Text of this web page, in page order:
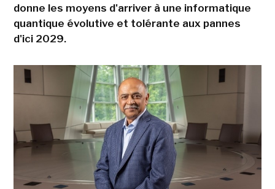
donne les moyens d'arriver à une informatique
quantique évolutive et tolérante aux pannes
d'ici 2029.